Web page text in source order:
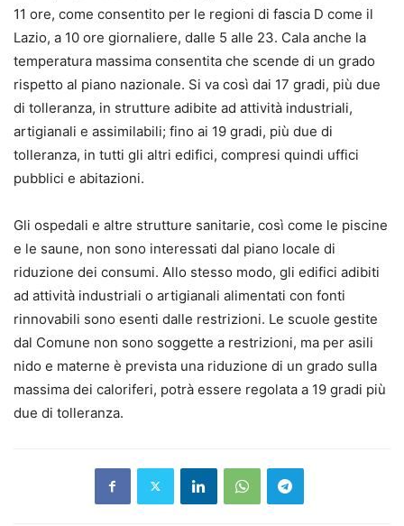
11 ore, come consentito per le regioni di fascia D come il
Lazio, a 10 ore giornaliere, dalle 5 alle 23. Cala anche la
temperatura massima consentita che scende di un grado
rispetto al piano nazionale. Si va così dai 17 gradi, più due
di tolleranza, in strutture adibite ad attività industriali,
artigianali e assimilabili; fino ai 19 gradi, più due di
tolleranza, in tutti gli altri edifici, compresi quindi uffici
pubblici e abitazioni.
Gli ospedali e altre strutture sanitarie, così come le piscine
e le saune, non sono interessati dal piano locale di
riduzione dei consumi. Allo stesso modo, gli edifici adibiti
ad attività industriali o artigianali alimentati con fonti
rinnovabili sono esenti dalle restrizioni. Le scuole gestite
dal Comune non sono soggette a restrizioni, ma per asili
nido e materne è prevista una riduzione di un grado sulla
massima dei caloriferi, potrà essere regolata a 19 gradi più
due di tolleranza.